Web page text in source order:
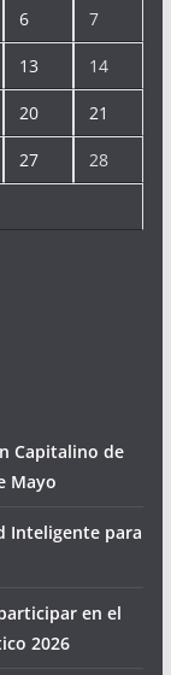
6 7
13 14
20 21
27 28
Capitalino de
Mayo
Inteligente para
en el
2026